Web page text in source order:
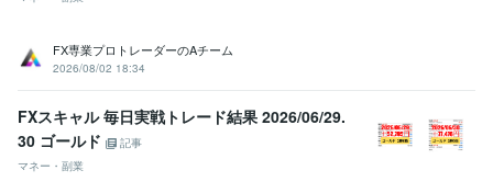
FX専業プロトレーダーのAチーム
2026/08/02 18:34
FXスキャル 毎日実戦トレード結果 2026/06/29.
30 ゴールド
記事
マネー・副業